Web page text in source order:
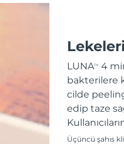
LUNATM
4
bakterilere
cilde
edip taze
Üçüncü şahıs